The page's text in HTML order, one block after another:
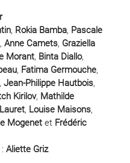
, Rokia Bamba, Pascale
, Anne Camets, Graziella
Morant, Binta Diallo,
, Fatima Germouche,
Jean-Philippe Hautbois,
Kirilov, Mathilde
, Louise Maisons,
Mogenetet Frédéric
Aliette Griz